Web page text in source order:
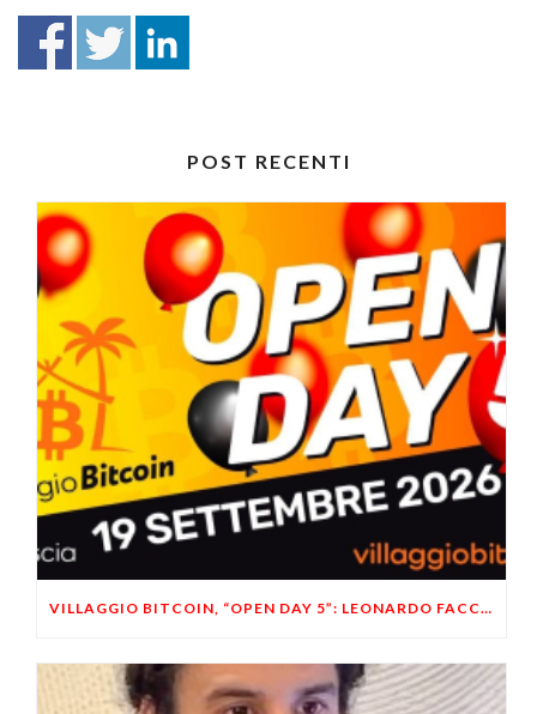
POST RECENTI
VILLAGGIO BITCOIN, “OPEN DAY 5”: LEONARDO FACCO OSPITE A BRESCIA